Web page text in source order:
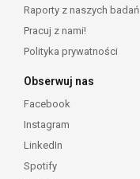
Raporty z naszych badań
Pracuj z nami!
Polityka prywatności
Obserwuj nas
Facebook
Instagram
LinkedIn
Spotify